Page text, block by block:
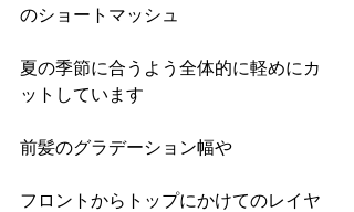
のショートマッシュ
夏の季節に合うよう全体的に軽めにカ
ットしています
前髪のグラデーション幅や
フロントからトップにかけてのレイヤ